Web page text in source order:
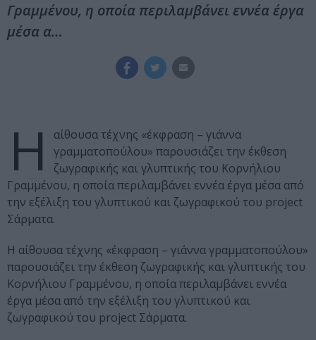
Γραμμένου, η οποία περιλαμβάνει εννέα έργα
μέσα α…
Η
αίθουσα τέχνης «έκφραση – γιάννα
γραμματοπούλου» παρουσιάζει την έκθεση
ζωγραφικής και γλυπτικής του Κορνήλιου
Γραμμένου, η οποία περιλαμβάνει εννέα έργα μέσα από
την εξέλιξη του γλυπτικού και ζωγραφικού του project
Σάρματα.
Η αίθουσα τέχνης «έκφραση – γιάννα γραμματοπούλου»
παρουσιάζει την έκθεση ζωγραφικής και γλυπτικής του
Κορνήλιου Γραμμένου, η οποία περιλαμβάνει εννέα
έργα μέσα από την εξέλιξη του γλυπτικού και
ζωγραφικού του project Σάρματα.